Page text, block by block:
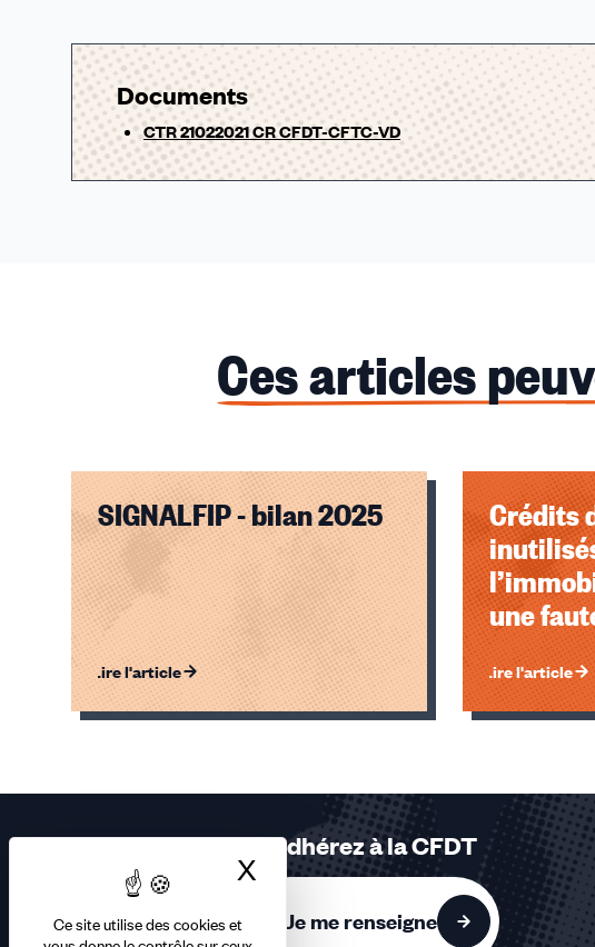
Ce site utilise des cookies et
X Masquer le bandeau des
Documents
CTR 21022021 CR CFDT-CFTC-VD
Ces articles
SIGNALFIP - bilan 2025
Lire l'article
Crédits
une
Lire l'article
Éléments
sur
accessibles
Adhérez à la CFDT
Je me renseigne